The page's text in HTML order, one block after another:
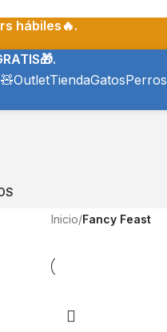
hábiles🔥.
OutletTiendaGatosPerros
Inicio/Fancy Feast